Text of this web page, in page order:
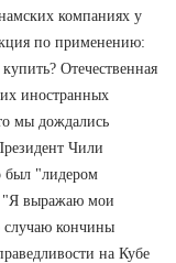
компаниях у
по применению:
Отечественная
иностранных
мы дождались
Чили
был "лидером
"Я выражаю мои
случаю кончины
на Кубе